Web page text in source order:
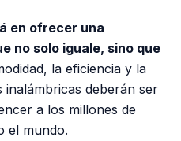
en ofrecer una
no solo iguale, sino que
la eficiencia y la
inalámbricas deberán ser
a los millones de
el mundo.